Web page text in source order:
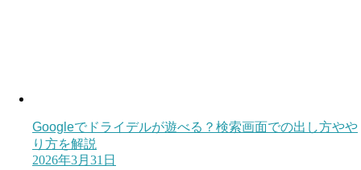
Googleでドライデルが遊べる？検索画面での出し方やや
り方を解説
2026年3月31日